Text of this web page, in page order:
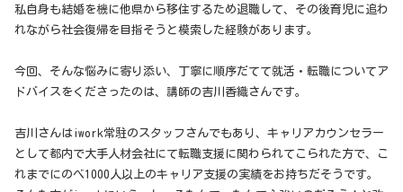
私自身も結婚を機に他県から移住するため退職して、その後育児に追わ
れながら社会復帰を目指そうと模索した経験があります。
今回、そんな悩みに寄り添い、丁寧に順序だてて就活・転職についてア
ドバイスをくださったのは、講師の吉川香織さんです。
吉川さんはiwork常駐のスタッフさんでもあり、キャリアカウンセラー
として都内で大手人材会社にて転職支援に関わられてこられた方で、こ
れまでにのべ1000人以上のキャリア支援の実績をお持ちだそうです。